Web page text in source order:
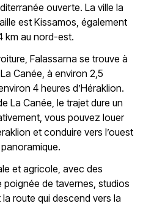
ouverte. La ville la
est Kissamos, également
km au nord-est.
Falassarna se trouve à
Canée, à environ 2,5
4 heures d’Héraklion.
La Canée, le trajet dure un
vous pouvez louer
et conduire vers l’ouest
et agricole, avec des
poignée de tavernes, studios
route qui descend vers la